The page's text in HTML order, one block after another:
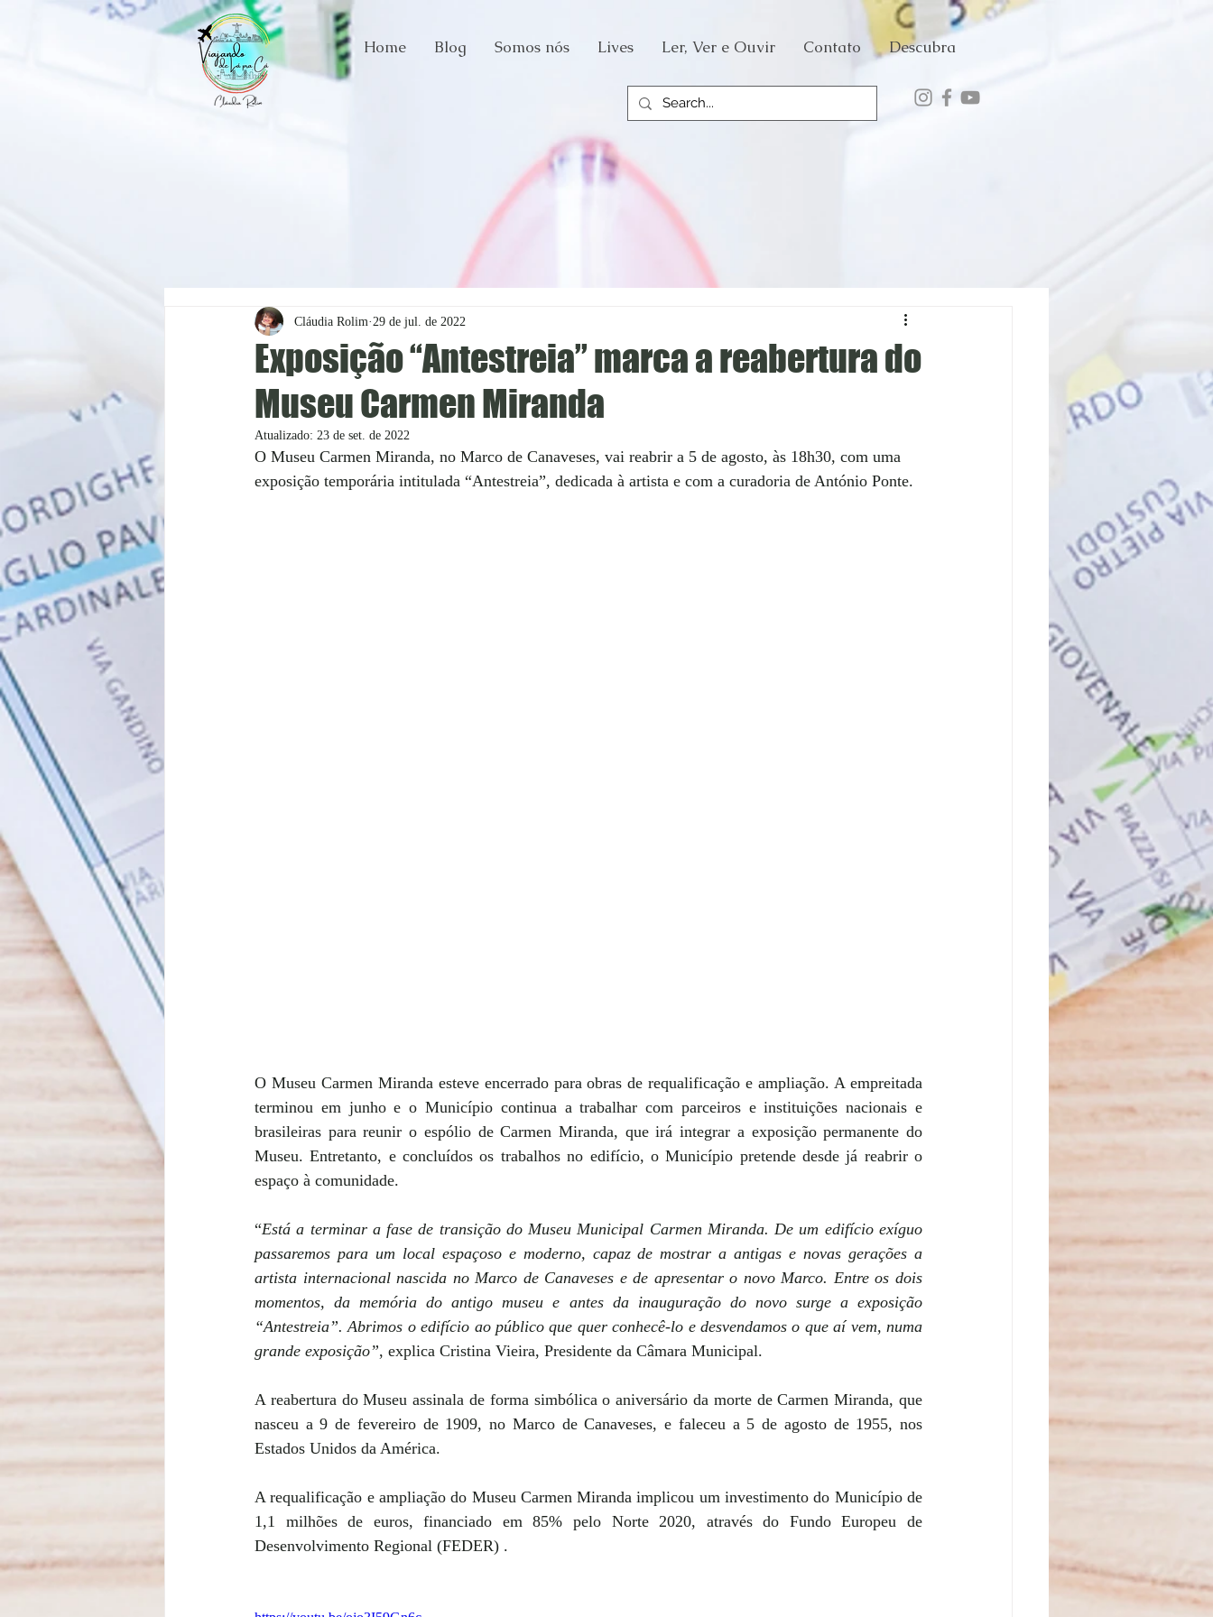
Home Blog Somos nós Lives Ler, Ver e Ouvir Contato Descubra
Exposição “Antestreia” marca a reabertura do
Museu Carmen Miranda
Cláudia Rolim 29 de jul. de 2022
Atualizado: 23 de set. de 2022
O Museu Carmen Miranda, no Marco de Canaveses, vai reabrir a 5 de agosto, às 18h30, com uma
exposição temporária intitulada “Antestreia”, dedicada à artista e com a curadoria de António Ponte.
O Museu Carmen Miranda esteve encerrado para obras de requalificação e ampliação. A empreitada
terminou em junho e o Município continua a trabalhar com parceiros e instituições nacionais e
brasileiras para reunir o espólio de Carmen Miranda, que irá integrar a exposição permanente do
Museu. Entretanto, e concluídos os trabalhos no edifício, o Município pretende desde já reabrir o
espaço à comunidade.
“Está a terminar a fase de transição do Museu Municipal Carmen Miranda. De um edifício exíguo
passaremos para um local espaçoso e moderno, capaz de mostrar a antigas e novas gerações a
artista internacional nascida no Marco de Canaveses e de apresentar o novo Marco. Entre os dois
momentos, da memória do antigo museu e antes da inauguração do novo surge a exposição
“Antestreia”. Abrimos o edifício ao público que quer conhecê-lo e desvendamos o que aí vem, numa
grande exposição”, explica Cristina Vieira, Presidente da Câmara Municipal.
A reabertura do Museu assinala de forma simbólica o aniversário da morte de Carmen Miranda, que
nasceu a 9 de fevereiro de 1909, no Marco de Canaveses, e faleceu a 5 de agosto de 1955, nos
Estados Unidos da América.
A requalificação e ampliação do Museu Carmen Miranda implicou um investimento do Município de
1,1 milhões de euros, financiado em 85% pelo Norte 2020, através do Fundo Europeu de
Desenvolvimento Regional (FEDER) .